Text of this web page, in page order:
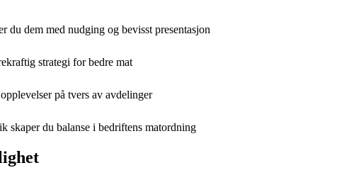
du dem med nudging og bevisst presentasjon
strategi for bedre mat
på tvers av avdelinger
skaper du balanse i bedriftens matordning